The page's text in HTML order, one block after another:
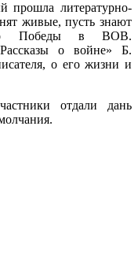
прошла литературно-
живые, пусть знают
Победы в ВОВ.
о войне» Б.
о его жизни и
отдали дань